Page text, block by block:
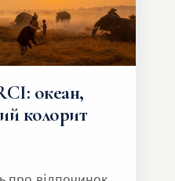
океан,
колорит